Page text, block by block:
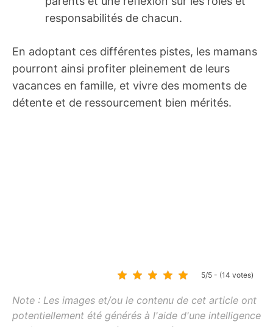
responsabilités de chacun.
En adoptant ces différentes pistes, les mamans
pourront ainsi profiter pleinement de leurs
vacances en famille, et vivre des moments de
détente et de ressourcement bien mérités.
5/5 - (14 votes)